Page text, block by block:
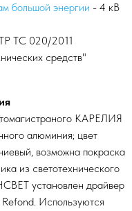
большой энергии - 4 кВ
ТС 020/2011
средств"
КАРЕЛИЯ
алюминия; цвет
возможна покраска
из светотехнического
установлен драйвер
Используются